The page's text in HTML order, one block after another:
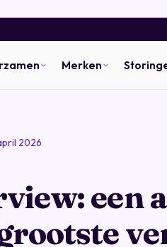
Merken
2026
een